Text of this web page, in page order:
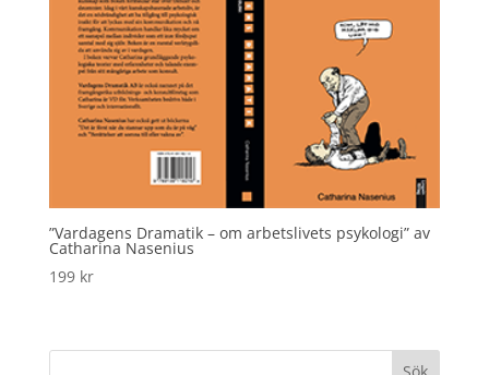
”Vardagens Dramatik – om arbetslivets psykologi” av
Catharina Nasenius
199 kr